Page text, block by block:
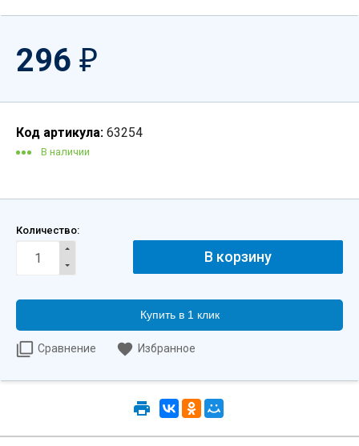
296 ₽
Код артикула: 63254
В наличии
Количество:
Купить в 1 клик
Сравнение Избранное